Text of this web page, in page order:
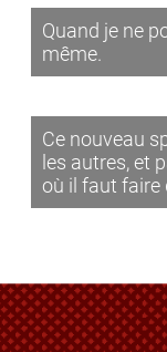
Quand je ne
même.
Ce nouveau
les autres, et
où il faut faire